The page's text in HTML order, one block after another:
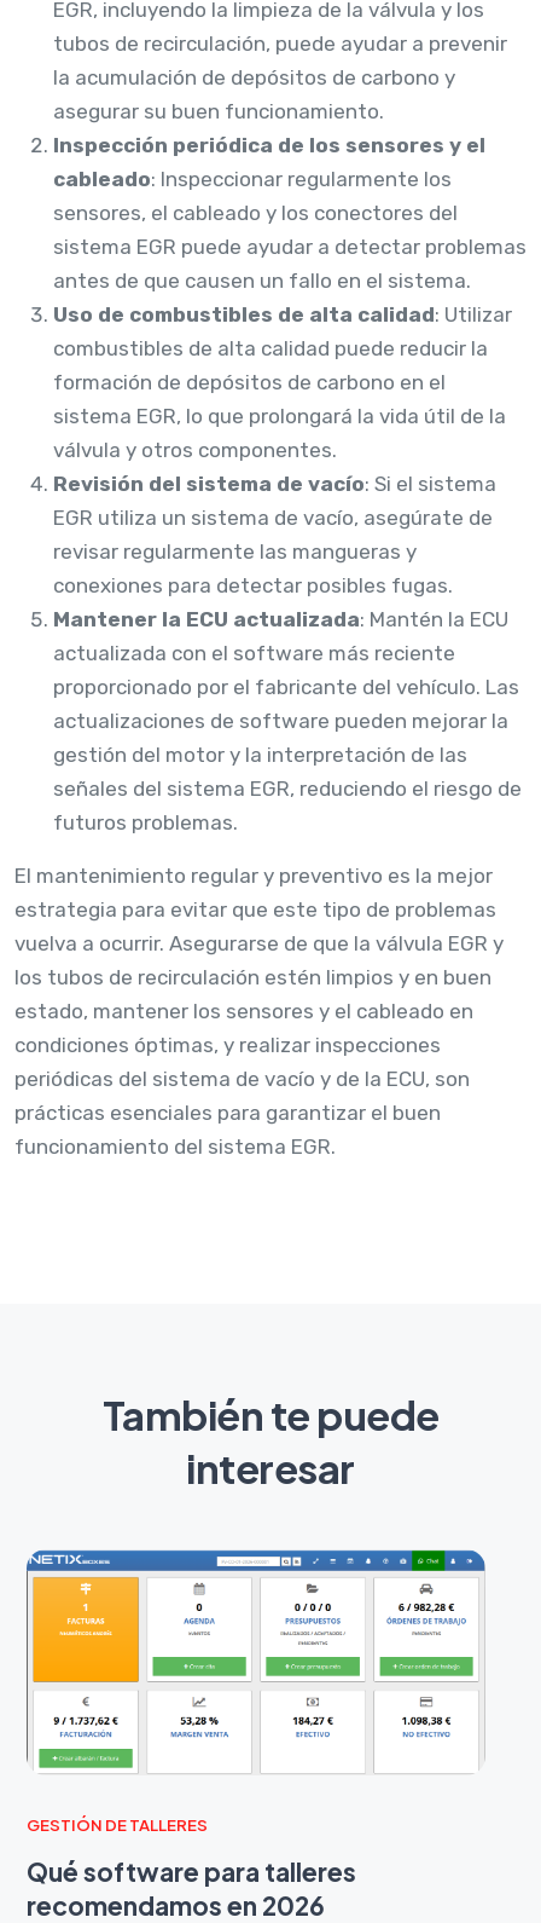
EGR, incluyendo la limpieza de la válvula y los
tubos de recirculación, puede ayudar a prevenir
la acumulación de depósitos de carbono y
asegurar su buen funcionamiento.
Inspección periódica de los sensores y el
cableado: Inspeccionar regularmente los
sensores, el cableado y los conectores del
sistema EGR puede ayudar a detectar problemas
antes de que causen un fallo en el sistema.
Uso de combustibles de alta calidad: Utilizar
combustibles de alta calidad puede reducir la
formación de depósitos de carbono en el
sistema EGR, lo que prolongará la vida útil de la
válvula y otros componentes.
Revisión del sistema de vacío: Si el sistema
EGR utiliza un sistema de vacío, asegúrate de
revisar regularmente las mangueras y
conexiones para detectar posibles fugas.
Mantener la ECU actualizada: Mantén la ECU
actualizada con el software más reciente
proporcionado por el fabricante del vehículo. Las
actualizaciones de software pueden mejorar la
gestión del motor y la interpretación de las
señales del sistema EGR, reduciendo el riesgo de
futuros problemas.
El mantenimiento regular y preventivo es la mejor
estrategia para evitar que este tipo de problemas
vuelva a ocurrir. Asegurarse de que la válvula EGR y
los tubos de recirculación estén limpios y en buen
estado, mantener los sensores y el cableado en
condiciones óptimas, y realizar inspecciones
periódicas del sistema de vacío y de la ECU, son
prácticas esenciales para garantizar el buen
funcionamiento del sistema EGR.
También te puede
interesar
GESTIÓN DE TALLERES
Qué software para talleres
recomendamos en 2026